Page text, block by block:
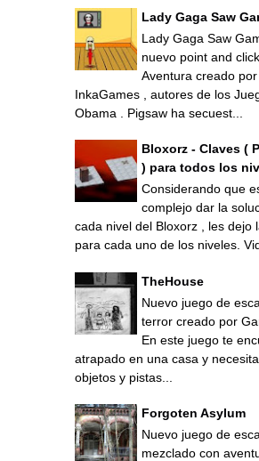
Lady Gaga Saw
Lady Gaga Saw
nuevo point and
Aventura creado por
InkaGames , autores de los
Obama . Pigsaw ha secuest...
Bloxorz - Claves (
) para todos los
Considerando que
complejo dar la
cada nivel del Bloxorz , les dejo
para cada uno de los niveles.
TheHouse
Nuevo juego de
terror creado por
En este juego te
atrapado en una casa y
objetos y pistas...
Forgoten Asylum
Nuevo juego de
mezclado con